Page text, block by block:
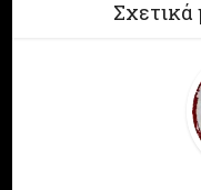
Σχετικά